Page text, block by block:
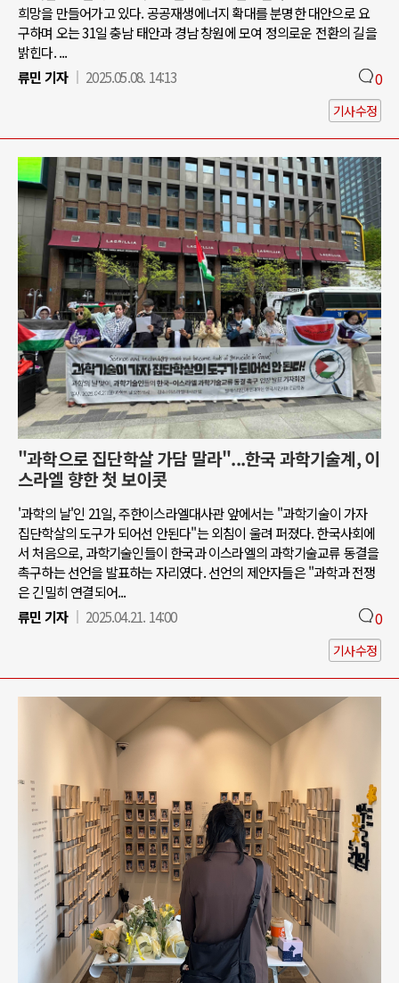
희망을 만들어가고 있다. 공공재생에너지 확대를 분명한 대안으로 요
구하며 오는 31일 충남 태안과 경남 창원에 모여 정의로운 전환의 길을
밝힌다. ...
류민 기자
2025.05.08. 14:13 0
기사수정
"과학으로 집단학살 가담 말라"...한국 과학기술계, 이
스라엘 향한 첫 보이콧
'과학의 날'인 21일, 주한이스라엘대사관 앞에서는 "과학기술이 가자
집단학살의 도구가 되어선 안된다"는 외침이 울려 퍼졌다. 한국사회에
서 처음으로, 과학기술인들이 한국과 이스라엘의 과학기술교류 동결을
촉구하는 선언을 발표하는 자리였다. 선언의 제안자들은 "과학과 전쟁
은 긴밀히 연결되어...
류민 기자
2025.04.21. 14:00 0
기사수정